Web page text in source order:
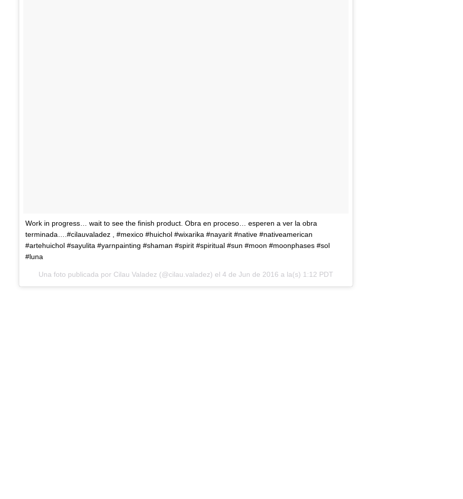
Work in progress… wait to see the finish product. Obra en proceso… esperen a ver la obra
terminada….#cilauvaladez , #mexico #huichol #wixarika #nayarit #native #nativeamerican
#artehuichol #sayulita #yarnpainting #shaman #spirit #spiritual #sun #moon #moonphases #sol
#luna
Una foto publicada por Cilau Valadez (@cilau.valadez) el 4 de Jun de 2016 a la(s) 1:12 PDT